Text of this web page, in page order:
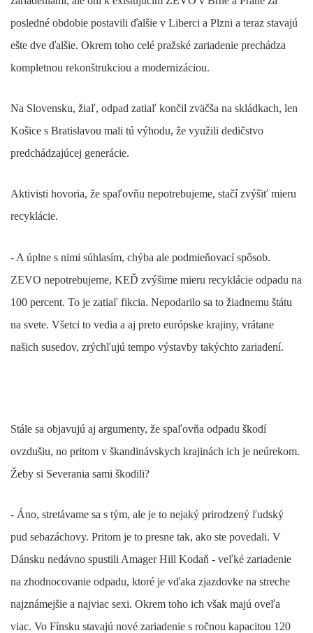
posledné obdobie postavili ďalšie v Liberci a Plzni a teraz stavajú
ešte dve ďalšie. Okrem toho celé pražské zariadenie prechádza
kompletnou rekonštrukciou a modernizáciou.
Na Slovensku, žiaľ, odpad zatiaľ končil zväčša na skládkach, len
Košice s Bratislavou mali tú výhodu, že využili dedičstvo
predchádzajúcej generácie.
Aktivisti hovoria, že spaľovňu nepotrebujeme, stačí zvýšiť mieru
recyklácie.
- A úplne s nimi súhlasím, chýba ale podmieňovací spôsob.
ZEVO nepotrebujeme, KEĎ zvýšime mieru recyklácie odpadu na
100 percent. To je zatiaľ fikcia. Nepodarilo sa to žiadnemu štátu
na svete. Všetci to vedia a aj preto európske krajiny, vrátane
našich susedov, zrýchľujú tempo výstavby takýchto zariadení.
Stále sa objavujú aj argumenty, že spaľovňa odpadu škodí
ovzdušiu, no pritom v škandinávskych krajinách ich je neúrekom.
Žeby si Severania sami škodili?
- Áno, stretávame sa s tým, ale je to nejaký prirodzený ľudský
pud sebazáchovy. Pritom je to presne tak, ako ste povedali. V
Dánsku nedávno spustili Amager Hill Kodaň - veľké zariadenie
na zhodnocovanie odpadu, ktoré je vďaka zjazdovke na streche
najznámejšie a najviac sexi. Okrem toho ich však majú oveľa
viac. Vo Fínsku stavajú nové zariadenie s ročnou kapacitou 120